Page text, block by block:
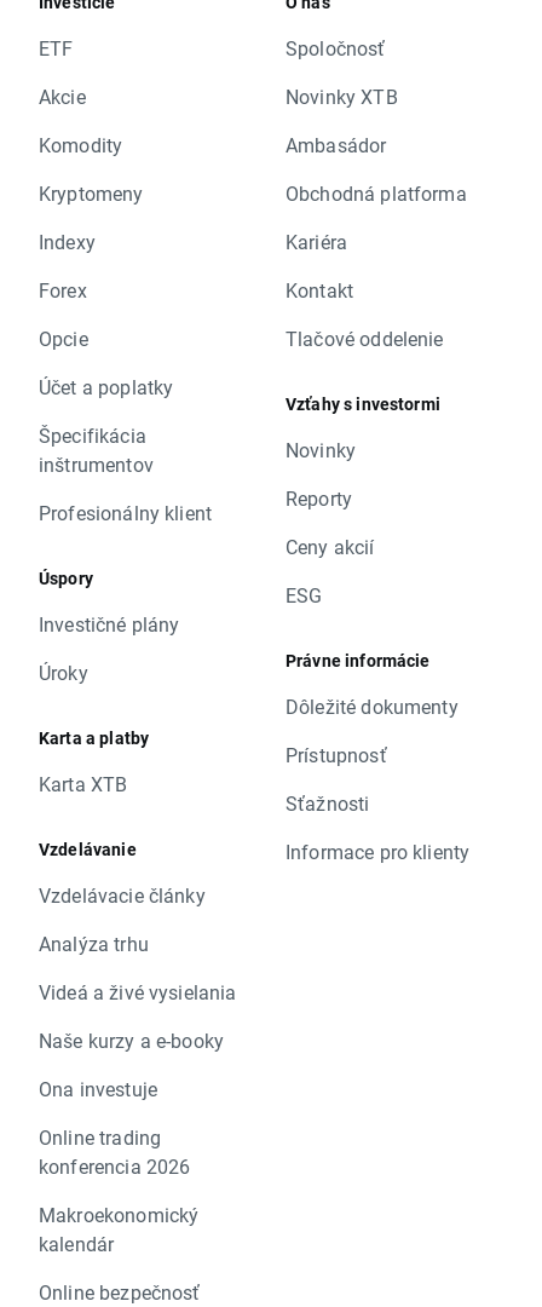
ETF
Akcie
Komodity
Kryptomeny
Indexy
Forex
Opcie
Účet a poplatky
Špecifikácia
inštrumentov
Profesionálny klient
Úspory
Investičné plány
Úroky
Karta a platby
Karta XTB
Vzdelávanie
Vzdelávacie články
Analýza trhu
Videá a živé vysielania
Naše kurzy a e-booky
Ona investuje
Online trading
konferencia 2026
Makroekonomický
kalendár
Online bezpečnosť
Spoločnosť
Novinky XTB
Ambasádor
Obchodná platforma
Kariéra
Kontakt
Tlačové oddelenie
Vzťahy s investormi
Novinky
Reporty
Ceny akcií
ESG
Právne informácie
Dôležité dokumenty
Prístupnosť
Sťažnosti
Informace pro klienty